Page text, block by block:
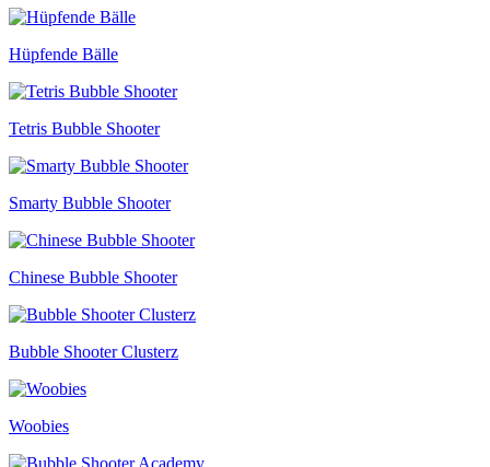
Hüpfende Bälle
Tetris Bubble Shooter
Smarty Bubble Shooter
Chinese Bubble Shooter
Bubble Shooter Clusterz
Woobies